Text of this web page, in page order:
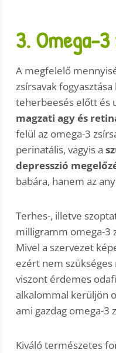
3. Omega-
A megfelelő
zsírsavak
teherbeesés előtt és
magzati agy és
felül az omega-3
perinatális, vagyis a
depresszió
babára, hanem az
Terhes-, illetve
milligramm omega-3
Mivel a szervezet
ezért nem
viszont érdemes
alkalommal kerüljön
ami gazdag omega-3
Kiváló természetes